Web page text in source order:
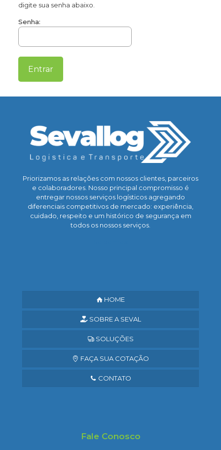
digite sua senha abaixo.
Senha:
Priorizamos as relações com nossos clientes, parceiros
e colaboradores. Nosso principal compromisso é
entregar nossos serviços logísticos agregando
diferenciais competitivos de mercado: experiência,
cuidado, respeito e um histórico de segurança em
todos os nossos serviços.
HOME
SOBRE A SEVAL
SOLUÇÕES
FAÇA SUA COTAÇÃO
CONTATO
Fale Conosco